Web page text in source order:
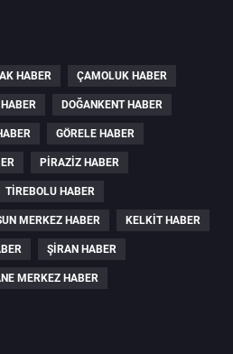
HABER ÇAMOLUK HABER
DOĞANKENT HABER
GÖRELE HABER
PIRAZIZ HABER
TIREBOLU HABER
MERKEZ HABER KELKIT HABER
ŞIRAN HABER
MERKEZ HABER